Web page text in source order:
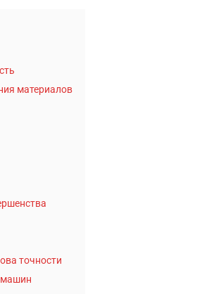
материалов
точности
машин